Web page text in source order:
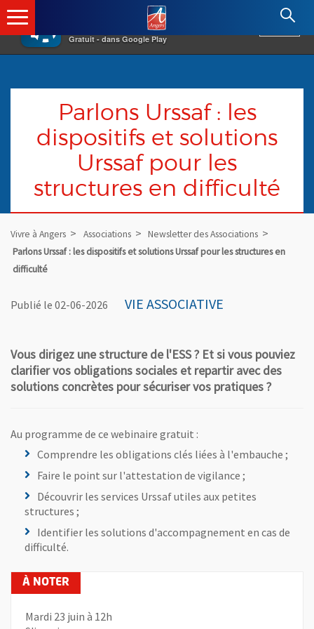
×
Gratuit - dans Google Play
Angers.fr : Retour à l'accueil
Parlons Urssaf : les
dispositifs et solutions
Urssaf pour les
structures en difficulté
Vivre à Angers Associations
Newsletter des Associations
Parlons Urssaf : les dispositifs et solutions Urssaf pour les structures en
difficulté
Publié le 02-06-2026 VIE ASSOCIATIVE
Vous dirigez une structure de l'ESS ? Et si vous pouviez
clarifier vos obligations sociales et repartir avec des
solutions concrètes pour sécuriser vos pratiques ?
Au programme de ce webinaire gratuit :
Comprendre les obligations clés liées à l'embauche ;
Faire le point sur l'attestation de vigilance ;
Découvrir les services Urssaf utiles aux petites
structures ;
Identifier les solutions d'accompagnement en cas de
difficulté.
Mardi 23 juin à 12h